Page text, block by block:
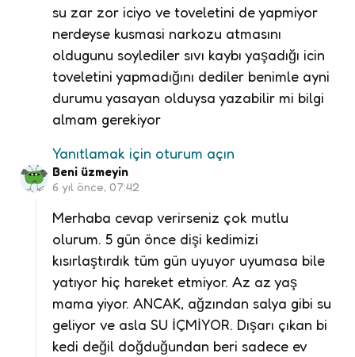
su zar zor iciyo ve toveletini de yapmiyor
nerdeyse kusmasi narkozu atmasını
oldugunu soylediler sıvı kaybı yaşadığı icin
toveletini yapmadığını dediler benimle ayni
durumu yasayan olduysa yazabilir mi bilgi
almam gerekiyor
Yanıtlamak için oturum açın
Beni üzmeyin
6 yıl önce, 07:42
Merhaba cevap verirseniz çok mutlu
olurum. 5 gün önce dişi kedimizi
kısırlaştırdık tüm gün uyuyor uyumasa bile
yatıyor hiç hareket etmiyor. Az az yaş
mama yiyor. ANCAK, ağzından salya gibi su
geliyor ve asla SU İÇMİYOR. Dışarı çıkan bi
kedi değil doğduğundan beri sadece ev